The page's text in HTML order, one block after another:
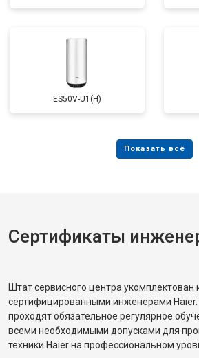
ES50V-U1(H)
Сертификаты
Штат сервисного центра укомплектован
сертифицированными инженерами
проходят обязательное регулярное
всеми необходимыми допусками для
техники Haier на профессиональном